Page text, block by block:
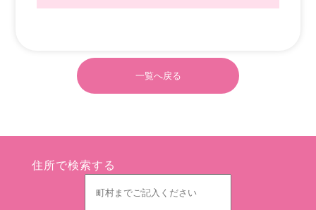
一覧へ戻る
住所で検索する